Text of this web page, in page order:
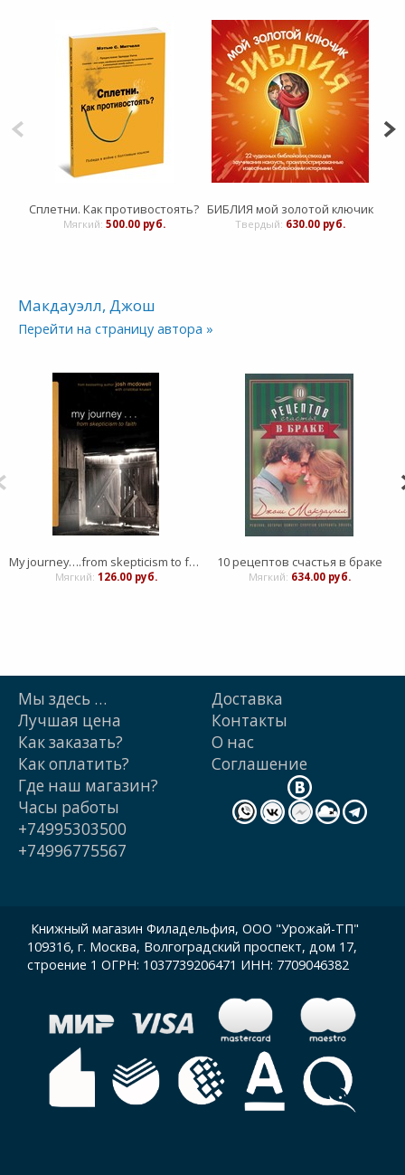
Сплетни. Как противостоять?
Мягкий: 500.00 руб.
БИБЛИЯ мой золотой ключик
Твердый: 630.00 руб.
Макдауэлл, Джош
Перейти на страницу автора »
My journey….from skepticism to faith
Мягкий: 126.00 руб.
10 рецептов счастья в браке
Мягкий: 634.00 руб.
Мы здесь …
Лучшая цена
Как заказать?
Как оплатить?
Доставка
Контакты
О нас
Cоглашение
Где наш магазин?
Часы работы
+74995303500
+74996775567
Книжный магазин Филадельфия, ООО "Урожай-ТП"
109316, г. Москва, Волгоградский проспект, дом 17,
строение 1 ОГРН: 1037739206471 ИНН: 7709046382